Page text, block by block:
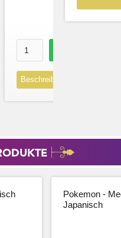
Beschreibung
Pokemon -
Japanisch